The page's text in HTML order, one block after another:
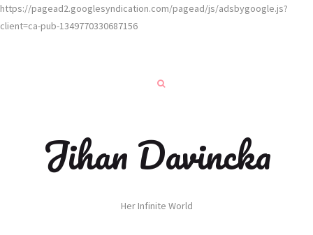
https://pagead2.googlesyndication.com/pagead/js/adsbygoogle.js?
client=ca-pub-1349770330687156
Jihan Davincka
Her Infinite World